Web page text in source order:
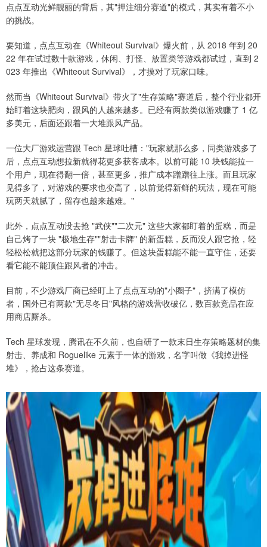
点点互动光鲜靓丽的背后，其"押注细分赛道"的模式，其实有着不小
的挑战。
要知道，点点互动在《Whiteout Survival》爆火前，从 2018 年到 20
22 年在试过数十款游戏，休闲、打怪、放置类等游戏都试过，直到 2
023 年推出《Whiteout Survival》，才摸对了玩家口味。
然而当《Whiteout Survival》带火了"生存策略"赛道后，整个行业都开
始盯着这块肥肉，跟风的人越来越多。已经有两款类似游戏赚了 1 亿
多美元，后面还跟着一大堆跟风产品。
一位大厂游戏运营跟 Tech 星球吐槽："玩家就那么多，同类游戏多了
后，点点互动想拉新就得花更多获客成本。以前可能 10 块钱能拉一
个用户，现在得翻一倍，甚至更多，推广成本蹭蹭往上涨。而且玩家
见得多了，对游戏的要求也变高了，以前觉得新鲜的玩法，现在可能
玩两天就腻了，留存也越来越难。"
此外，点点互动没去抢 "武侠""二次元" 这些大家都盯着的蛋糕，而是
自己烤了一块 "极地生存""射击卡牌" 的新蛋糕，反而没人跟它抢，轻
轻松松就把这部分玩家的钱赚了。但这块蛋糕能不能一直守住，还要
看它能不能顶住跟风者的冲击。
目前，不少游戏厂商已经盯上了点点互动的"小圈子"，挤满了模仿
者，国外已有两款"无尽冬日"风格的游戏营收破亿，数百款竞品在应
用商店厮杀。
Tech 星球发现，腾讯在不久前，也自研了一款末日生存策略题材的集
射击、养成和 Roguelike 元素于一体的游戏，名字叫做《我掉进怪
堆》，抢占这条赛道。